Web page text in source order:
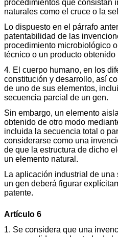
procedimientos que consistan
naturales como el cruce o la
Lo dispuesto en el párrafo
patentabilidad de las
procedimiento microbiológico
técnico o un producto
4. El cuerpo humano, en los
constitución y desarrollo, así
de uno de sus elementos,
secuencia parcial de un gen.
Sin embargo, un elemento
obtenido de otro modo
incluida la secuencia total o
considerarse como una
de que la estructura de dicho
un elemento natural.
La aplicación industrial de
un gen deberá figurar
patente.
Artículo 6
1. Se considera que una